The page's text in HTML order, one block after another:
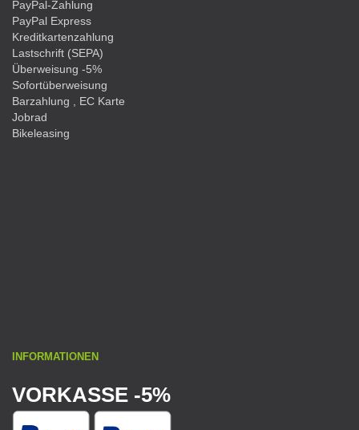
PayPal-Zahlung
PayPal Express
Kreditkartenzahlung
Lastschrift (SEPA)
Überweisung -5%
Sofortüberweisung
Barzahlung , EC Karte
Jobrad
Bikeleasing
INFORMATIONEN
VORKASSE -5%